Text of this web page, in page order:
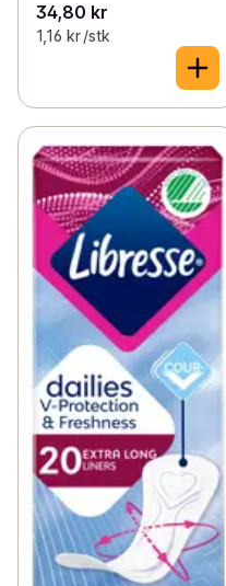
34,80 kr
1,16 kr /stk